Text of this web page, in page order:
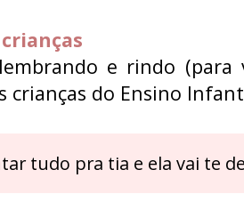
e rindo (para
crianças do Ensino
tudo pra tia e ela vai te